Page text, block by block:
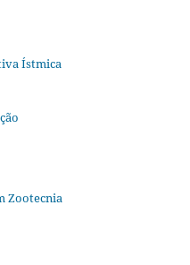
Ístmica
Zootecnia